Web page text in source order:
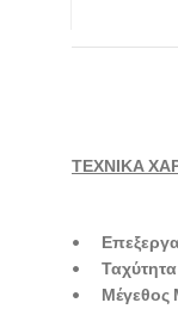
ΤΕΧΝΙΚΑ
•
•
• Μέγεθος